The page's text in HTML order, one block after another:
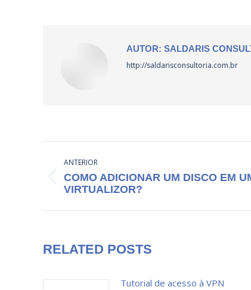
AUTOR: SALDARIS
http://saldarisconsultoria.com.br
POST:
ANTERIOR
Post
anterior:
COMO ADICIONAR UM DISCO EM
VIRTUALIZOR?
RELATED POSTS
Tutorial de acesso à VPN